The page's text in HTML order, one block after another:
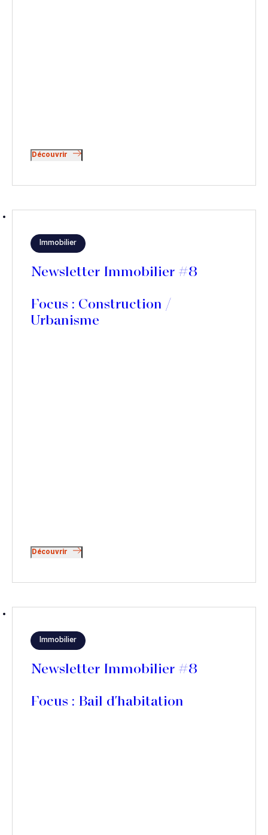
Découvrir
Immobilier
Newsletter Immobilier #8
Focus : Construction /
Urbanisme
Découvrir
Immobilier
Newsletter Immobilier #8
Focus : Bail d'habitation